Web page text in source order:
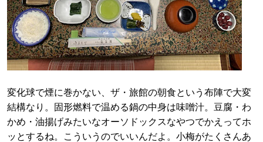
変化球で煙に巻かない、ザ・旅館の朝食という布陣で大変
結構なり。固形燃料で温める鍋の中身は味噌汁。豆腐・わ
かめ・油揚げみたいなオーソドックスなやつでかえってホ
ッとするね。こういうのでいいんだよ。小梅がたくさんあ